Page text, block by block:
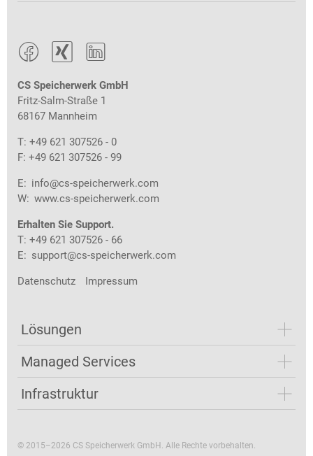
  
CS Speicherwerk GmbH
Fritz-Salm-Straße 1
68167 Mannheim
T: +49 621 307526 - 0
F: +49 621 307526 - 99
E: info@cs-speicherwerk.com
W: www.cs-speicherwerk.com
Erhalten Sie Support.
T: +49 621 307526 - 66
E: support@cs-speicherwerk.com
Datenschutz Impressum
Lösungen
Managed Services
Infrastruktur
© 2015–2026 CS Speicherwerk GmbH. Alle Rechte vorbehalten.